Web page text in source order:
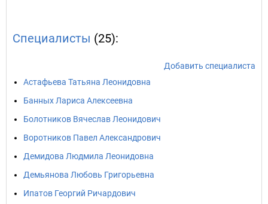
Специалисты (25):
Добавить специалиста
Астафьева Татьяна Леонидовна
Банных Лариса Алексеевна
Болотников Вячеслав Леонидович
Воротников Павел Александрович
Демидова Людмила Леонидовна
Демьянова Любовь Григорьевна
Ипатов Георгий Ричардович